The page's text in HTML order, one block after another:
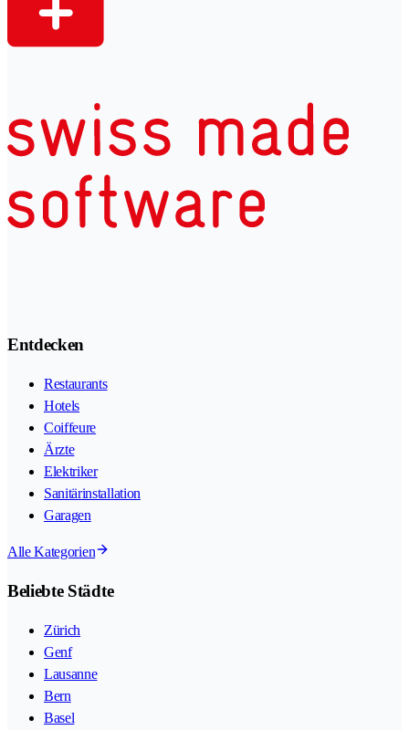
Entdecken
Restaurants
Hotels
Coiffeure
Ärzte
Elektriker
Sanitärinstallation
Garagen
Alle Kategorien
Beliebte Städte
Zürich
Genf
Lausanne
Bern
Basel